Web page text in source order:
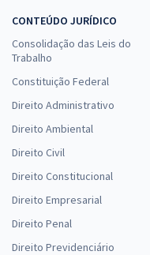
CONTEÚDO JURÍDICO
Consolidação das Leis do
Trabalho
Constituição Federal
Direito Administrativo
Direito Ambiental
Direito Civil
Direito Constitucional
Direito Empresarial
Direito Penal
Direito Previdenciário